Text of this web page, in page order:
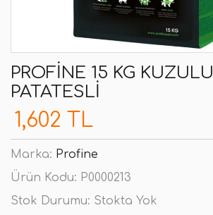
PROFINE 15 KG KUZULU
PATATESLI
1,602 TL
Marka: Profine
Ürün Kodu: P0000213
Stok Durumu: Stokta Yok